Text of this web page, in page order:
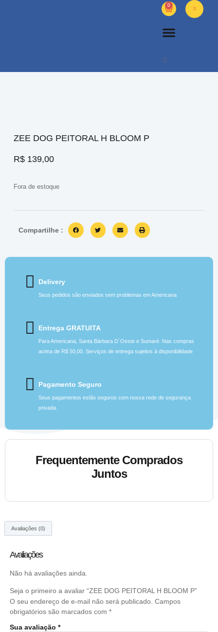
0
ZEE DOG PEITORAL H BLOOM P
R$ 139,00
Fora de estoque
Compartilhe :
Delivery
Seus pedidos são enviados sem problemas em Americana
Entrega GRATUITA
Para Americana, Santa Bárbara D´Oeste e Sumaré. Nas compras
acima de R$ 50,00. Serviços de entrega sujeitos à disponibilidade
Pagamento Seguro
Seus pagamentos estão seguros com nossa rede de segurança
privada.
Frequentemente Comprados
Juntos
Avaliações (0)
Avaliações
Não há avaliações ainda.
Seja o primeiro a avaliar “ZEE DOG PEITORAL H BLOOM P”
O seu endereço de e-mail não será publicado. Campos
obrigatórios são marcados com *
Sua avaliação *